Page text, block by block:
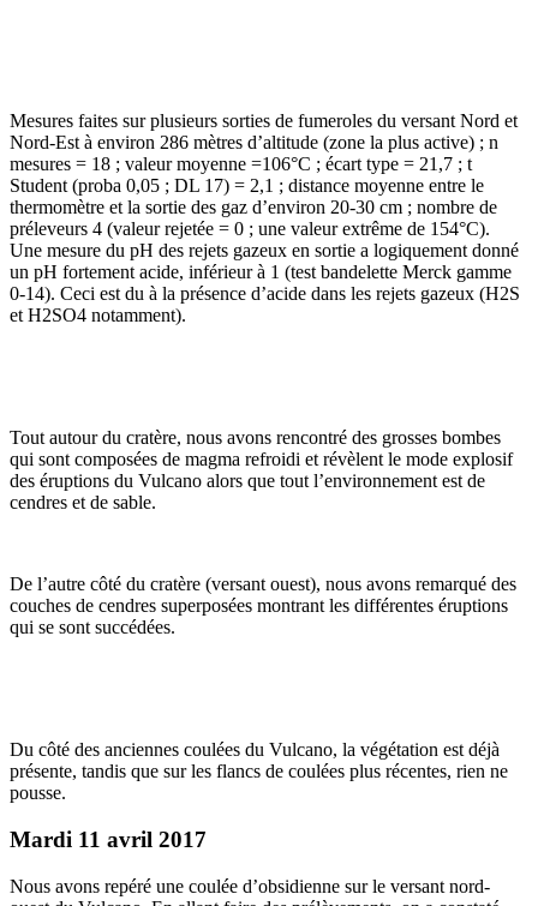
Mesures faites sur plusieurs sorties de fumeroles du versant Nord et
Nord-Est à environ 286 mètres d’altitude (zone la plus active) ; n
mesures = 18 ; valeur moyenne =106°C ; écart type = 21,7 ; t
Student (proba 0,05 ; DL 17) = 2,1 ; distance moyenne entre le
thermomètre et la sortie des gaz d’environ 20-30 cm ; nombre de
préleveurs 4 (valeur rejetée = 0 ; une valeur extrême de 154°C).
Une mesure du pH des rejets gazeux en sortie a logiquement donné
un pH fortement acide, inférieur à 1 (test bandelette Merck gamme
0-14). Ceci est du à la présence d’acide dans les rejets gazeux (H2S
et H2SO4 notamment).
Tout autour du cratère, nous avons rencontré des grosses bombes
qui sont composées de magma refroidi et révèlent le mode explosif
des éruptions du Vulcano alors que tout l’environnement est de
cendres et de sable.
De l’autre côté du cratère (versant ouest), nous avons remarqué des
couches de cendres superposées montrant les différentes éruptions
qui se sont succédées.
Du côté des anciennes coulées du Vulcano, la végétation est déjà
présente, tandis que sur les flancs de coulées plus récentes, rien ne
pousse.
Mardi 11 avril 2017
Nous avons repéré une coulée d’obsidienne sur le versant nord-